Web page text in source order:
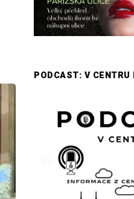
PODCAST: V CENTRU